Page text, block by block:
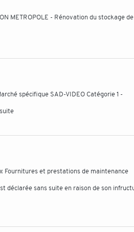
METROPOLE - Rénovation du stockage
spécifique SAD-VIDEO Catégorie 1 -
Fournitures et prestations de maintenance
déclarée sans suite en raison de son